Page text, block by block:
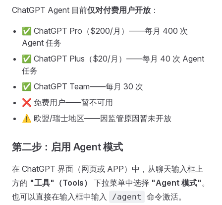
ChatGPT Agent 目前仅对付费用户开放 ：
✅ ChatGPT Pro（$200/月）——每月 400 次
Agent 任务
✅ ChatGPT Plus（$20/月）——每月 40 次 Agent
任务
✅ ChatGPT Team——每月 30 次
❌ 免费用户——暂不可用
⚠️ 欧盟/瑞士地区——因监管原因暂未开放
第二步：启用 Agent 模式
在 ChatGPT 界面（网页或 APP）中，从聊天输入框上
方的 "工具"（Tools） 下拉菜单中选择 "Agent 模式"。
也可以直接在输入框中输入
/agent 命令激活。